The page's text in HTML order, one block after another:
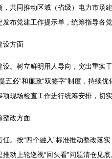
共同推动区域（省级）电力市场
布党建工作提示单，统筹指导各
设方面
。树立鲜明用人导向，突出重实
五必”和廉政“双签字”制度，持续
现场检查工作进行统筹安排，切实
整改方面
。按“四个融入”标准推动整改落
动上轮巡视“回头看”问题清仓见